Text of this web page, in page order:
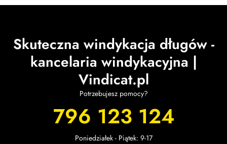
Skuteczna windykacja długów -
kancelaria windykacyjna |
Vindicat.pl
Potrzebujesz pomocy?
796 123 124
Poniedziałek - Piątek: 9-17